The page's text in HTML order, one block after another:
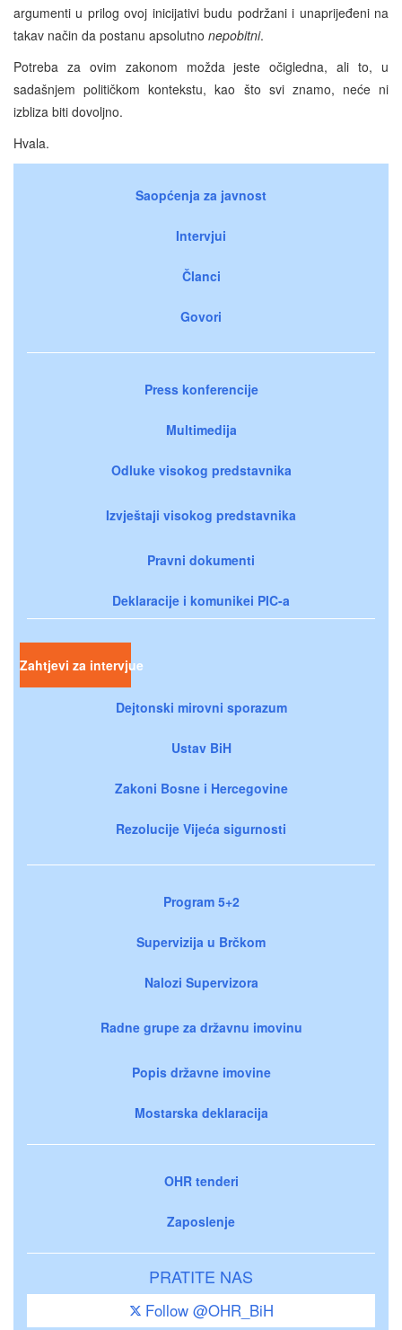
argumenti u prilog ovoj inicijativi budu podržani i unaprijeđeni na
takav način da postanu apsolutno nepobitni.
Potreba za ovim zakonom možda jeste očigledna, ali to, u
sadašnjem političkom kontekstu, kao što svi znamo, neće ni
izbliza biti dovoljno.
Hvala.
Saopćenja za javnost
Intervjui
Članci
Govori
Press konferencije
Multimedija
Odluke visokog predstavnika
Izvještaji visokog predstavnika
Pravni dokumenti
Deklaracije i komunikei PIC-a
Zahtjevi za intervjue
Dejtonski mirovni sporazum
Ustav BiH
Zakoni Bosne i Hercegovine
Rezolucije Vijeća sigurnosti
Program 5+2
Supervizija u Brčkom
Nalozi Supervizora
Radne grupe za državnu imovinu
Popis državne imovine
Mostarska deklaracija
OHR tenderi
Zaposlenje
PRATITE NAS
Follow @OHR_BiH